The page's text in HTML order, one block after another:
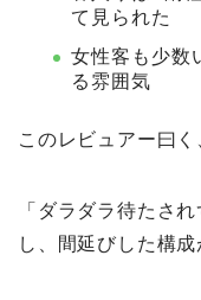
て見られた
女性客も少数
る雰囲気
このレビュアー曰く
「ダラダラ待たさ
し、間延びした構成